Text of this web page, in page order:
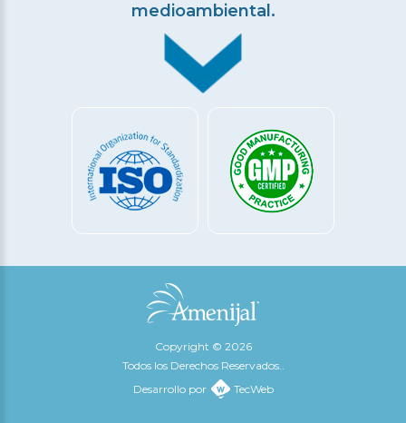
medioambiental.
Copyright © 2026
Todos los Derechos Reservados..
Desarrollo por
TecWeb